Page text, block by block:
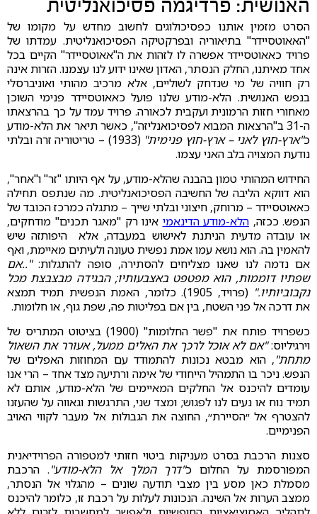
האנושית: פרדיגמה פסיכואנליטית
הסרט מזמין אותנו כפסיכולוגים לחשוב מחדש על מקומו של
"האאוטסיידר" בתיאוריה ובפרקטיקה הפסיכואנליטית. עמדתו של
פרויד כאאוטסיידר אפשרה לו לזהות את ה"אאוטסיידר" הקיים בכל
אחד מאיתנו, החלק הנסתר, האדון שאינו ידוע לנו עצמנו. הזרות אינה
רק חוויה של מי שנדחק לשוליים, אלא מרכיב מהותי ואוניברסלי
בנפש האנושית. הלא-מודע שלנו פועל כאאוטסיידר פנימי השוכן
מאחורי חזות הרמונית ועקבית לכאורה. פרויד עמד על כך בהרצאתו
ה-31 ב"הרצאות המבוא לפסיכואנליזה", כאשר תיאר את הלא-מודע
כ"ארץ-חוץ לאני – ארץ-חוץ פנימית"
(1933) – טריטוריה זרה ובלתי
נודעת המצויה בלב האני עצמו.
החידוש המהותי טמון בהבנה שהלא-מודע, על אף היותו "זר" ו"אחר",
הוא דווקא הליבה של החשיבה הפסיכואנליטית. מה שנתפס תחילה
כאאוטסיידר – מרוחק, חיצוני ובלתי שייך – מתגלה כמרכז הכובד של
הנפש. ככזה, הלא-מודע הדינאמי אינו רק "מאגר תכנים" מודחקים,
או עובדה מדעית הניתנת לאישוש במעבדה, אלא היפותזה שיש
להאמין בה. הוא נושא עמו אמת נפשית טעונה ולעיתים מאיימת, ואף
אם נדמה לנו שאנו מצליחים להסתירה, סופה להתגלות:"..אם
שפתיו דוממות, הוא מפטפט באצבעותיו; הבגידה מבצבצת מכל
נקבוביותיו."
(פרויד, 1905). כלומר, האמת הנפשית תמיד תמצא
את דרכה אל פני השטח, בין אם בפליטות פה, שפת גוף, או חלומות.
כשפרויד פותח את "פשר החלומות" (1900) בציטוט המתריס של
וירגיליוס:"אם לא אוכל לרכך את האלים ממעל, אעורר את השאול
מתחת", הוא מבטא נכונות להתמודד עם המחוזות האפלים של
הנפש. ניכר בו התמהיל הייחודי של אימה ורתיעה מצד אחד – הרי אנו
עומדים להיכנס אל החלקים המאיימים של הלא-מודע, אותם לא
תמיד נוח או נעים לנו לפגוש; ומצד שני, התרגשות וגאווה על שהעזנו
להצטרף אל ״הסיירת״, החוצה את הגבולות אל מעבר לקווי האויב
הפנימיים.
סצנות הרכבת בסרט מעניקות ביטוי חזותי למטפורה הפרוידיאנית
המפורסמת על החלום כ"דרך המלך אל הלא-מודע". הרכבת
מסמלת כאן מסע בין מצבי תודעה שונים – מהגלוי אל הנסתר,
ממצב הערות אל השינה. הנכונות לעלות על רכבת זו, כלומר להיכנס